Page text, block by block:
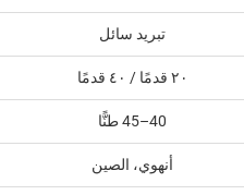
تبريد سائل
٢٠ قدمًا / ٤٠ قدمًا
40–45 طنًّا
أنهوي، الصين